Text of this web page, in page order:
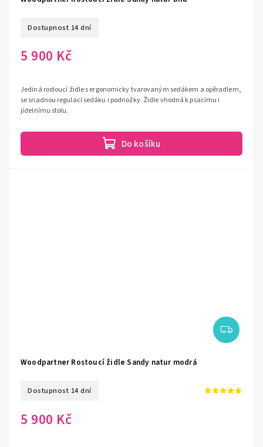
Dostupnost 14 dní
5 900 Kč
Do košíku
Jediná rostoucí židle s ergonomicky tvarovaným sedákem a opěradlem,
se snadnou regulací sedáku i podnožky. Židle vhodná k psacímu i
jídelnímu stolu.
Woodpartner Rostoucí židle Sandy natur modrá
Dostupnost 14 dní
5 900 Kč